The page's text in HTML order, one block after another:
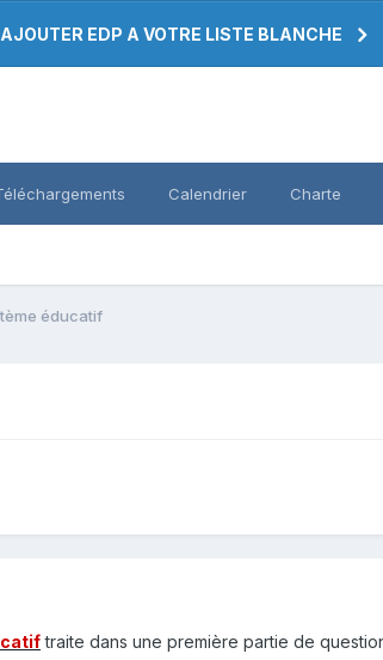
AJOUTER EDP A VOTRE LISTE BLANCHE
Calendrier Charte
éducatif
traite dans une première partie de